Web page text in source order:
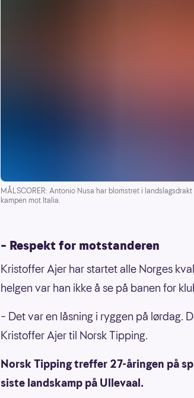
MÅLSCORER: Antonio Nusa har blomstret i
kampen mot Italia.
– Respekt for motstanderen
Kristoffer Ajer har startet alle Norges
helgen var han ikke å se på banen for
– Det var en låsning i ryggen på lørdag.
Kristoffer Ajer til Norsk Tipping.
Norsk Tipping treffer 27-åringen på
siste landskamp på Ullevaal.